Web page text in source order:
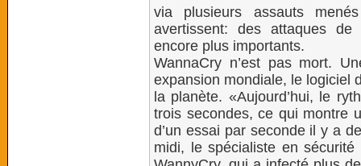
via plusieurs assauts
avertissent: des attaques
encore plus importants.
WannaCry n’est pas mort.
expansion mondiale, le logiciel
la planète. «Aujourd’hui, le
trois secondes, ce qui montre
d’un essai par seconde il y a
midi, le spécialiste en